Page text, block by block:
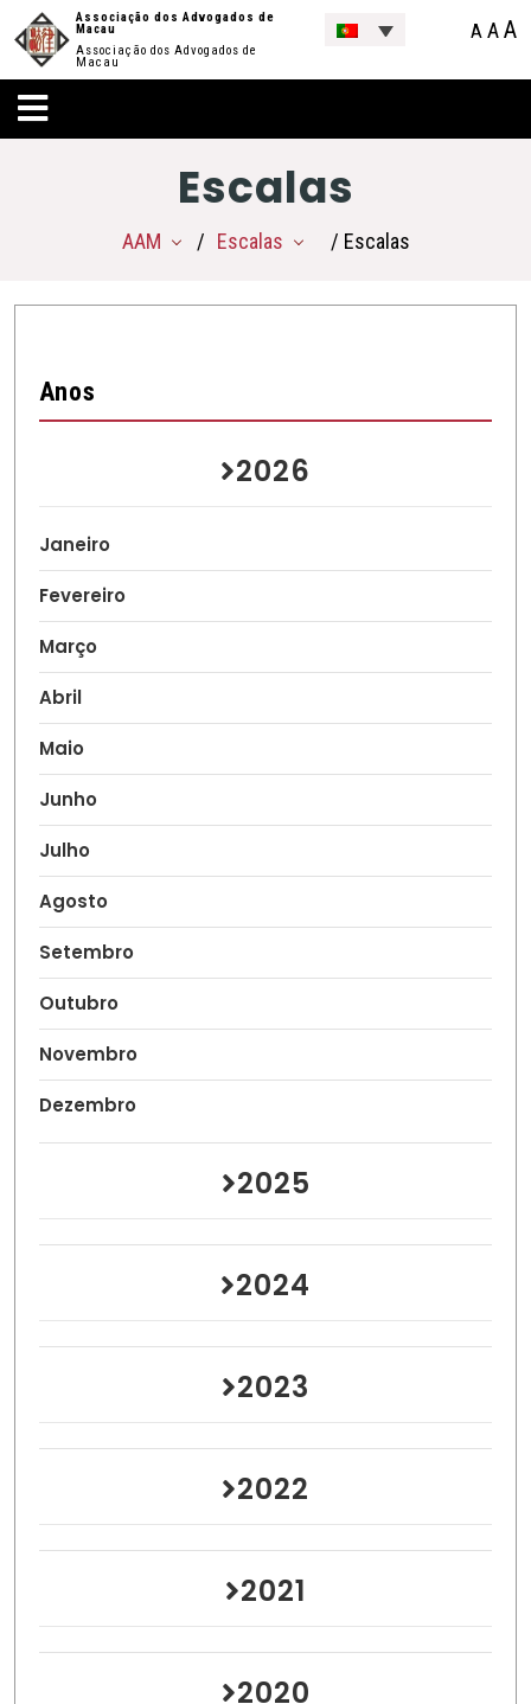
Associação dos Advogados de
Macau
Associação dos Advogados de
Macau
A AA
Escalas
AAM Escalas / Escalas
Anos
2026
Janeiro
Fevereiro
Março
Abril
Maio
Junho
Julho
Agosto
Setembro
Outubro
Novembro
Dezembro
2025
2024
2023
2022
2021
2020